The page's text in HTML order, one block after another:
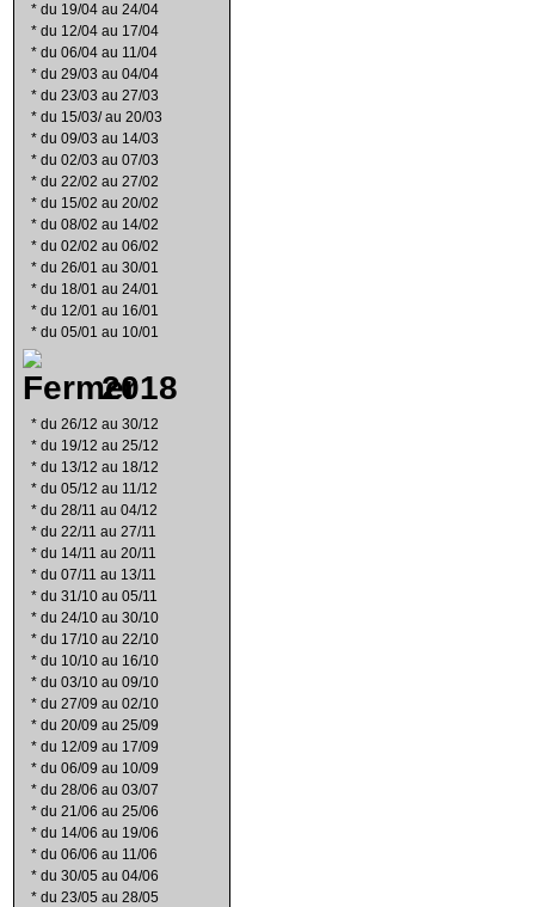
* du 19/04 au 24/04
* du 12/04 au 17/04
* du 06/04 au 11/04
* du 29/03 au 04/04
* du 23/03 au 27/03
* du 15/03/ au 20/03
* du 09/03 au 14/03
* du 02/03 au 07/03
* du 22/02 au 27/02
* du 15/02 au 20/02
* du 08/02 au 14/02
* du 02/02 au 06/02
* du 26/01 au 30/01
* du 18/01 au 24/01
* du 12/01 au 16/01
* du 05/01 au 10/01
2018
* du 26/12 au 30/12
* du 19/12 au 25/12
* du 13/12 au 18/12
* du 05/12 au 11/12
* du 28/11 au 04/12
* du 22/11 au 27/11
* du 14/11 au 20/11
* du 07/11 au 13/11
* du 31/10 au 05/11
* du 24/10 au 30/10
* du 17/10 au 22/10
* du 10/10 au 16/10
* du 03/10 au 09/10
* du 27/09 au 02/10
* du 20/09 au 25/09
* du 12/09 au 17/09
* du 06/09 au 10/09
* du 28/06 au 03/07
* du 21/06 au 25/06
* du 14/06 au 19/06
* du 06/06 au 11/06
* du 30/05 au 04/06
* du 23/05 au 28/05